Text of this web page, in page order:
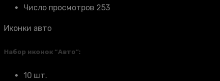
Число просмотров 253
Иконки авто
Набор иконок “Авто”:
10 шт.